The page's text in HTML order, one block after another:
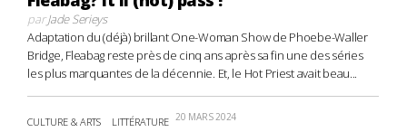
parJade Serieys
Adaptation du (déjà) brillant One-Woman Show de Phoebe-Waller
Bridge, Fleabag reste près de cinq ans après sa fin une des séries
les plus marquantes de la décennie. Et, le Hot Priest avait beau...
CULTURE & ARTS LITTÉRATURE 20 MARS 2024